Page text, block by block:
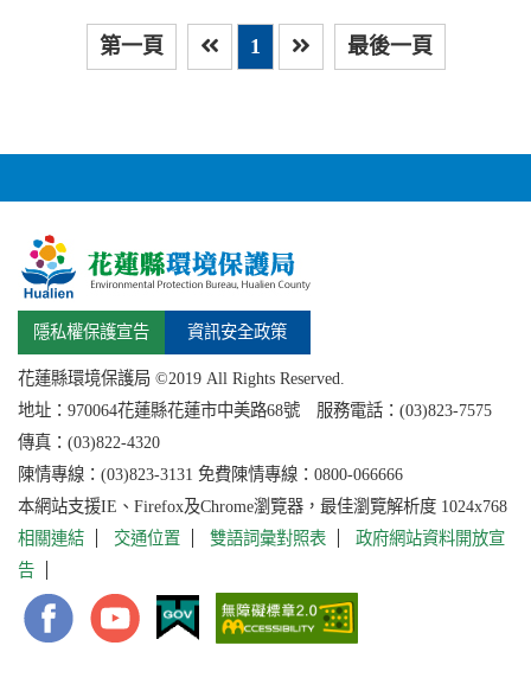
第一頁
上一頁
1
最後一頁
隱私權保護宣告 資訊安全政策
花蓮縣環境保護局 ©2019 All Rights Reserved.
地址： 970064花蓮縣花蓮市中美路68號 服務電話：(03)823-7575
傳真：(03)822-4320
陳情專線：(03)823-3131 免費陳情專線：0800-066666
本網站支援IE、Firefox及Chrome瀏覽器，最佳瀏覽解析度 1024x768
相關連結
交通位置 雙語詞彙對照表
政府網站資料開放宣
告